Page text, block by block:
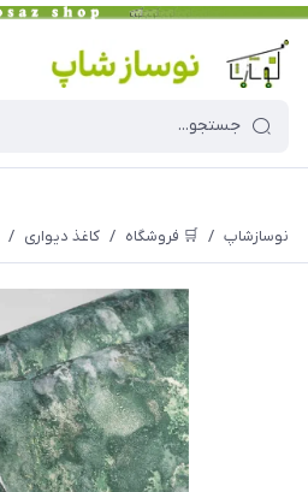
نوسازشاپ / 🛒 فروشگاه / کاغذ دیواری /